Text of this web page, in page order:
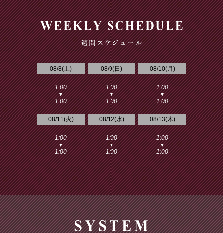
08/8(土)
1:00
▼
1:00
08/9(日 )
1:00
▼
1:00
08/10(月 )
1:00
▼
1:00
08/11(火)
1:00
▼
1:00
08/12(水)
1:00
▼
1:00
08/13(木)
1:00
▼
1:00